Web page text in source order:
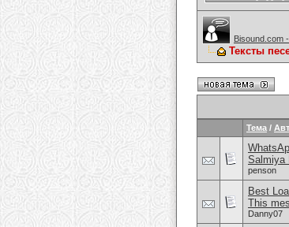
Bisound.com
Тексты
Тема /
Salmiya
penson
Best
This mes
Danny07